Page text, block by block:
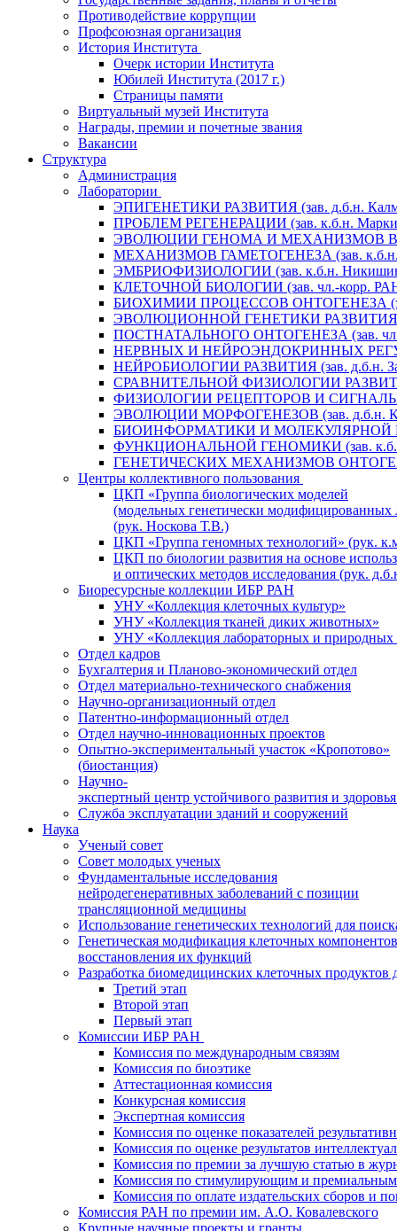
Противодействие коррупции
Профсоюзная организация
История Института
Очерк истории Института
Юбилей Института (2017 г.)
Страницы памяти
Виртуальный музей Института
Награды, премии и почетные звания
Вакансии
Структура
Администрация
Лаборатории
ЭПИГЕНЕТИКИ РАЗВИТИЯ (зав. д.б.н.
ПРОБЛЕМ РЕГЕНЕРАЦИИ (зав. к.б.н.
ЭВОЛЮЦИИ ГЕНОМА И МЕХАНИЗМОВ
МЕХАНИЗМОВ ГАМЕТОГЕНЕЗА (зав.
ЭМБРИОФИЗИОЛОГИИ (зав. к.б.н.
КЛЕТОЧНОЙ БИОЛОГИИ (зав. чл.-корр. РАН
БИОХИМИИ ПРОЦЕССОВ ОНТОГЕНЕЗА
ЭВОЛЮЦИОННОЙ ГЕНЕТИКИ РАЗВИТИЯ
ПОСТНАТАЛЬНОГО ОНТОГЕНЕЗА (зав. чл.-
НЕРВНЫХ И НЕЙРОЭНДОКРИННЫХ
НЕЙРОБИОЛОГИИ РАЗВИТИЯ (зав. д.б.н.
СРАВНИТЕЛЬНОЙ ФИЗИОЛОГИИ РАЗВИТИЯ
ФИЗИОЛОГИИ РЕЦЕПТОРОВ И
ЭВОЛЮЦИИ МОРФОГЕНЕЗОВ (зав. д.б.н.
БИОИНФОРМАТИКИ И МОЛЕКУЛЯРНОЙ
ФУНКЦИОНАЛЬНОЙ ГЕНОМИКИ (зав.
ГЕНЕТИЧЕСКИХ МЕХАНИЗМОВ
Центры коллективного пользования
ЦКП «Группа биологических моделей
(модельных генетически
(рук. Носкова Т.В.)
ЦКП «Группа геномных технологий» (рук.
ЦКП по биологии развития на основе
и оптических методов исследования (рук.
Биоресурсные коллекции ИБР РАН
УНУ «Коллекция клеточных культур»
УНУ «Коллекция тканей диких животных»
УНУ «Коллекция лабораторных и природных
Отдел кадров
Бухгалтерия и Планово-экономический отдел
Отдел материально-технического снабжения
Научно-организационный отдел
Патентно-информационный отдел
Отдел научно-инновационных проектов
Опытно-экспериментальный участок «Кропотово»
(биостанция)
Научно-
экспертный центр устойчивого развития и
Служба эксплуатации зданий и сооружений
Наука
Ученый совет
Совет молодых ученых
Фундаментальные исследования
нейродегенеративных заболеваний с позиции
трансляционной медицины
Использование генетических технологий для
Генетическая модификация клеточных
восстановления их функций
Разработка биомедицинских клеточных продуктов
Третий этап
Второй этап
Первый этап
Комиссии ИБР РАН
Комиссия по международным связям
Комиссия по биоэтике
Аттестационная комиссия
Конкурсная комиссия
Экспертная комиссия
Комиссия по оценке показателей
Комиссия по оценке результатов
Комиссия по премии за лучшую статью в
Комиссия по стимулирующим и
Комиссия по оплате издательских сборов и
Комиссия РАН по премии им. А.О. Ковалевского
Крупные научные проекты и гранты